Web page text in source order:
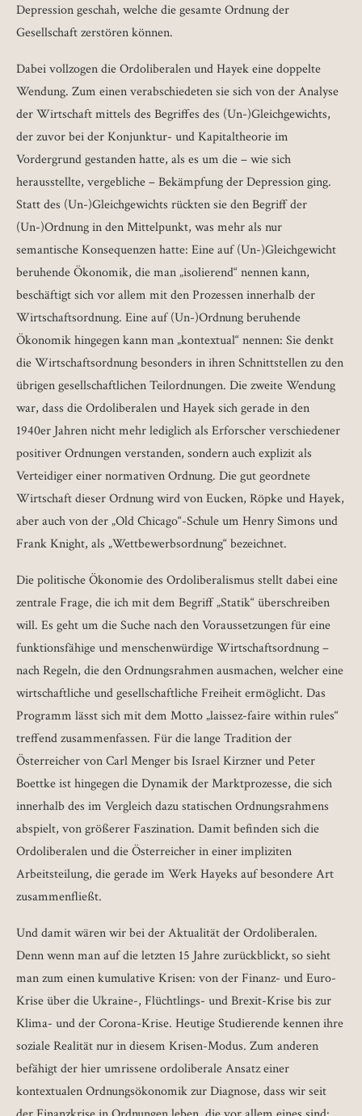
Depression geschah, welche die gesamte Ordnung der
Gesellschaft zerstören können.
Dabei vollzogen die Ordoliberalen und Hayek eine doppelte
Wendung. Zum einen verabschiedeten sie sich von der Analyse
der Wirtschaft mittels des Begriffes des (Un-)Gleichgewichts,
der zuvor bei der Konjunktur- und Kapitaltheorie im
Vordergrund gestanden hatte, als es um die – wie sich
herausstellte, vergebliche – Bekämpfung der Depression ging.
Statt des (Un-)Gleichgewichts rückten sie den Begriff der
(Un-)Ordnung in den Mittelpunkt, was mehr als nur
semantische Konsequenzen hatte: Eine auf (Un-)Gleichgewicht
beruhende Ökonomik, die man „isolierend“ nennen kann,
beschäftigt sich vor allem mit den Prozessen innerhalb der
Wirtschaftsordnung. Eine auf (Un-)Ordnung beruhende
Ökonomik hingegen kann man „kontextual“ nennen: Sie denkt
die Wirtschaftsordnung besonders in ihren Schnittstellen zu den
übrigen gesellschaftlichen Teilordnungen. Die zweite Wendung
war, dass die Ordoliberalen und Hayek sich gerade in den
1940er Jahren nicht mehr lediglich als Erforscher verschiedener
positiver Ordnungen verstanden, sondern auch explizit als
Verteidiger einer normativen Ordnung. Die gut geordnete
Wirtschaft dieser Ordnung wird von Eucken, Röpke und Hayek,
aber auch von der „Old Chicago“-Schule um Henry Simons und
Frank Knight, als „Wettbewerbsordnung“ bezeichnet.
Die politische Ökonomie des Ordoliberalismus stellt dabei eine
zentrale Frage, die ich mit dem Begriff „Statik“ überschreiben
will. Es geht um die Suche nach den Voraussetzungen für eine
funktionsfähige und menschenwürdige Wirtschaftsordnung –
nach Regeln, die den Ordnungsrahmen ausmachen, welcher eine
wirtschaftliche und gesellschaftliche Freiheit ermöglicht. Das
Programm lässt sich mit dem Motto „laissez-faire within rules“
treffend zusammenfassen. Für die lange Tradition der
Österreicher von Carl Menger bis Israel Kirzner und Peter
Boettke ist hingegen die Dynamik der Marktprozesse, die sich
innerhalb des im Vergleich dazu statischen Ordnungsrahmens
abspielt, von größerer Faszination. Damit befinden sich die
Ordoliberalen und die Österreicher in einer impliziten
Arbeitsteilung, die gerade im Werk Hayeks auf besondere Art
zusammenfließt.
Und damit wären wir bei der Aktualität der Ordoliberalen.
Denn wenn man auf die letzten 15 Jahre zurückblickt, so sieht
man zum einen kumulative Krisen: von der Finanz- und Euro-
Krise über die Ukraine-, Flüchtlings- und Brexit-Krise bis zur
Klima- und der Corona-Krise. Heutige Studierende kennen ihre
soziale Realität nur in diesem Krisen-Modus. Zum anderen
befähigt der hier umrissene ordoliberale Ansatz einer
kontextualen Ordnungsökonomik zur Diagnose, dass wir seit